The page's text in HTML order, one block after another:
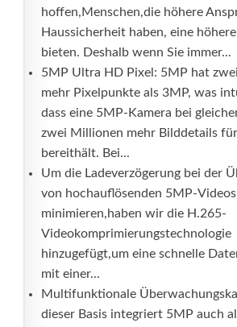
hoffen,Menschen,die höhere
Haussicherheit haben, eine
bieten. Deshalb wenn Sie immer...
5MP Ultra HD Pixel: 5MP hat
mehr Pixelpunkte als 3MP, was
dass eine 5MP-Kamera bei
zwei Millionen mehr Bilddetails
bereithält. Bei...
Um die Ladeverzögerung bei der
von hochauflösenden 5MP-Videos
minimieren,haben wir die H.265-
Videokomprimierungstechnologie
hinzugefügt,um eine schnelle
mit einer...
Multifunktionale
dieser Basis integriert 5MP auch